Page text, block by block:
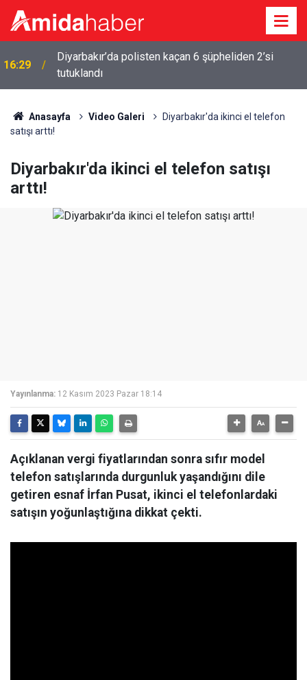
16:09 Amedspor’un Diyarbakır’a dönüş tarihi belli oldu
Anasayfa Video Galeri
Diyarbakır'da ikinci el telefon
satışı arttı!
Diyarbakır'da ikinci el telefon satışı
arttı!
Yayınlanma: 12 Kasım 2023 Pazar 18:14
Açıklanan vergi fiyatlarından sonra sıfır model
telefon satışlarında durgunluk yaşandığını dile
getiren esnaf İrfan Pusat, ikinci el telefonlardaki
satışın yoğunlaştığına dikkat çekti.